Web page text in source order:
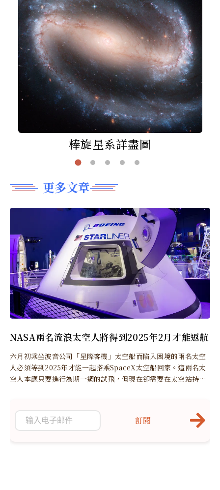
棒旋星系詳盡圖
更多文章
NASA兩名流浪太空人將得到2025年2月才能返航
六月初乘坐波音公司「星際客機」太空船而陷入困境的兩名太空
人必須等到2025年才能一起搭乘SpaceX太空船回家。這兩名太
空人本應只要進行為期一週的試飛，但現在卻需要在太空站持續
訂閱